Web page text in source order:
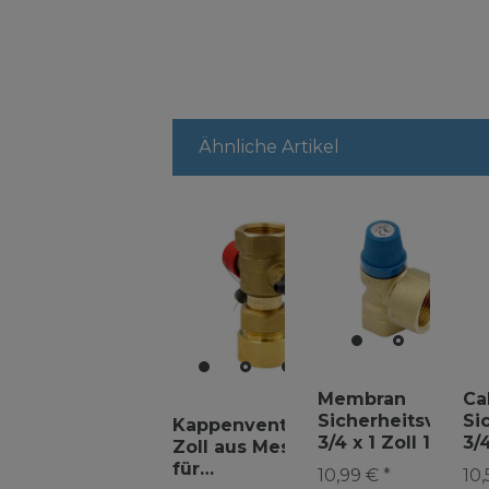
Ähnliche Artikel
Kappenventil 1"
Zoll aus Messing
für
Membran
Sicherheitsventil
3/4 x 1 Zoll 10 bar
Überdruckventil
10,99 € *
3/